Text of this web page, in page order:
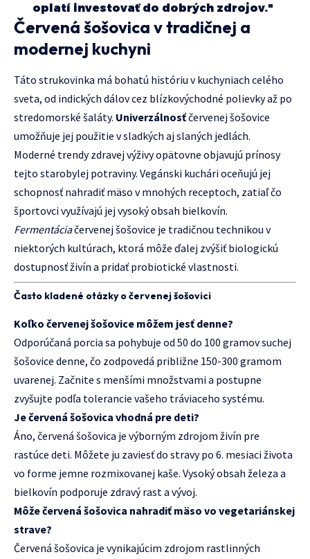
oplatí investovať do dobrých zdrojov."
Červená šošovica v tradičnej a
modernej kuchyni
Táto strukovinka má bohatú históriu v kuchyniach celého
sveta, od indických dálov cez blízkovýchodné polievky až po
stredomorské šaláty. Univerzálnosťčervenej šošovice
umožňuje jej použitie v sladkých aj slaných jedlách.
Moderné trendy zdravej výživy opätovne objavujú prínosy
tejto starobylej potraviny. Vegánski kuchári oceňujú jej
schopnosť nahradiť mäso v mnohých receptoch, zatiaľ čo
športovci využívajú jej vysoký obsah bielkovín.
Fermentáciačervenej šošovice je tradičnou technikou v
niektorých kultúrach, ktorá môže ďalej zvýšiť biologickú
dostupnosť živín a pridať probiotické vlastnosti.
Často kladené otázky o červenej šošovici
Koľko červenej šošovice môžem jesť denne?
Odporúčaná porcia sa pohybuje od 50 do 100 gramov suchej
šošovice denne, čo zodpovedá približne 150-300 gramom
uvarenej. Začnite s menšími množstvami a postupne
zvyšujte podľa tolerancie vašeho tráviaceho systému.
Je červená šošovica vhodná pre deti?
Áno, červená šošovica je výborným zdrojom živín pre
rastúce deti. Môžete ju zaviesť do stravy po 6. mesiaci života
vo forme jemne rozmixovanej kaše. Vysoký obsah železa a
bielkovín podporuje zdravý rast a vývoj.
Môže červená šošovica nahradiť mäso vo vegetariánskej
strave?
Červená šošovica je vynikajúcim zdrojom rastlinných